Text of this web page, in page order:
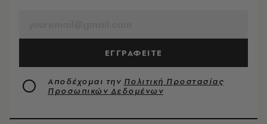
ΕΓΓΡΑΦΕΙΤΕ
Αποδέχομαι την Πολιτική Προστασίας
Προσωπικών Δεδομένων